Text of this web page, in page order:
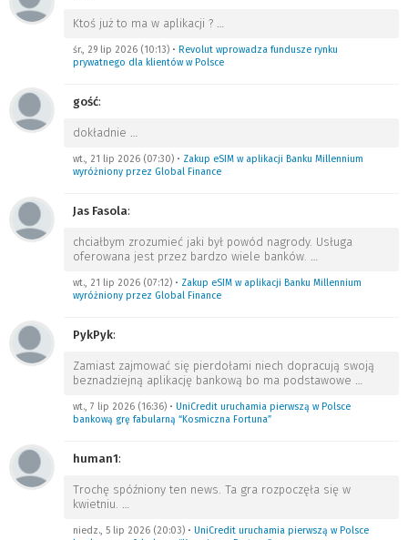
Ktoś już to ma w aplikacji ? …
śr., 29 lip 2026 (10:13) • Revolut wprowadza fundusze rynku
prywatnego dla klientów w Polsce
gość:
dokładnie …
wt., 21 lip 2026 (07:30) • Zakup eSIM w aplikacji Banku Millennium
wyróżniony przez Global Finance
Jas Fasola:
chciałbym zrozumieć jaki był powód nagrody. Usługa
oferowana jest przez bardzo wiele banków. …
wt., 21 lip 2026 (07:12) • Zakup eSIM w aplikacji Banku Millennium
wyróżniony przez Global Finance
PykPyk:
Zamiast zajmować się pierdołami niech dopracują swoją
beznadziejną aplikację bankową bo ma podstawowe …
wt., 7 lip 2026 (16:36) • UniCredit uruchamia pierwszą w Polsce
bankową grę fabularną “Kosmiczna Fortuna”
human1:
Trochę spóźniony ten news. Ta gra rozpoczęła się w
kwietniu. …
niedz., 5 lip 2026 (20:03) • UniCredit uruchamia pierwszą w Polsce